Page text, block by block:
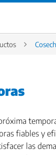
fiables y
las